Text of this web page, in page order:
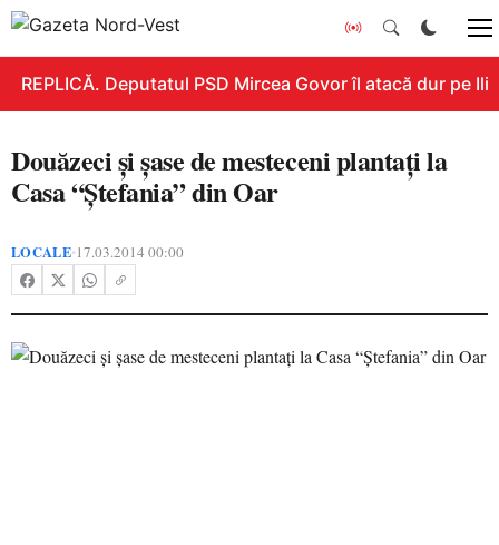
REPLICĂ. Deputatul PSD Mircea Govor îl atacă dur pe
Douăzeci şi şase de mesteceni plantaţi la
Casa “Ştefania” din Oar
LOCALE•17.03.2014 00:00